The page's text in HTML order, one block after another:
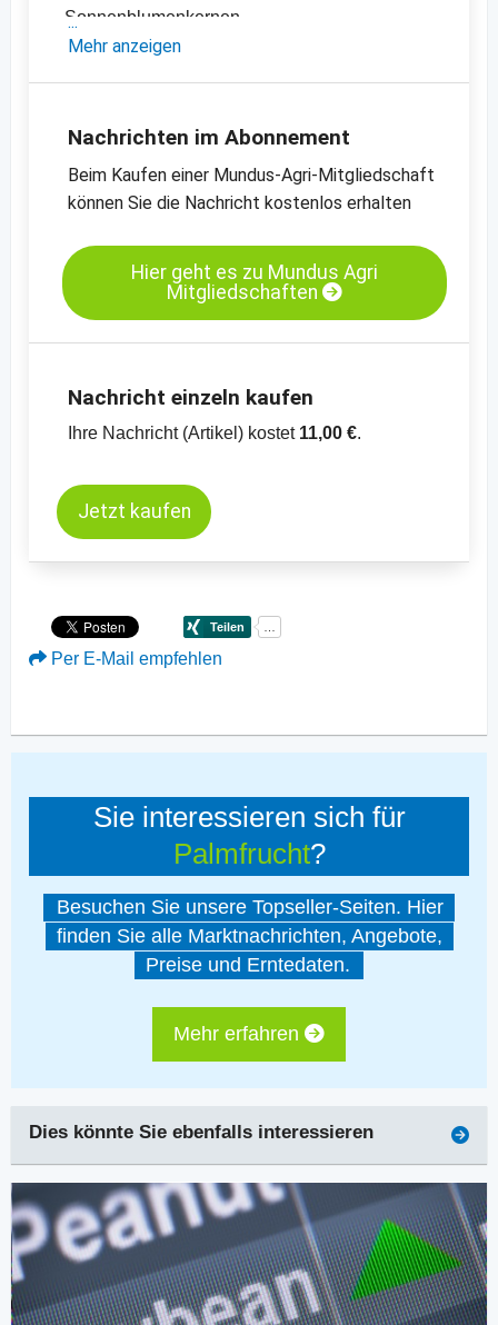
Sonnenblumenkernen
- Sojaschrot-, Canola- und Rapsschrot- sowie
- Einschätzungen und Meinungen des
- Offizielle Ernteschätzungen
- Preischarts, Erntebilanzen und Import- und
Mehr anzeigen
Nachrichten im Abonnement
Beim Kaufen einer Mundus-Agri-Mitgliedschaft
können Sie die Nachricht kostenlos erhalten
Hier geht es zu Mundus Agri
Mitgliedschaften
Nachricht einzeln kaufen
Ihre Nachricht (Artikel) kostet 11,00 €.
Jetzt kaufen
Per E-Mail empfehlen
Sie interessieren sich für
Palmfrucht?
Besuchen Sie unsere Topseller-Seiten. Hier
finden Sie alle Marktnachrichten, Angebote,
Preise und Erntedaten.
Mehr erfahren
Dies könnte Sie ebenfalls interessieren